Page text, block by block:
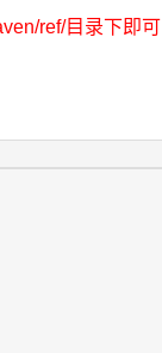
ref/目录下即可